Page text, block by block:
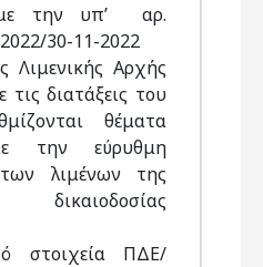
με την υπ’ αρ.
30-11-2022
Λιμενικής Αρχής
τις διατάξεις του
θέματα
την εύρυθμη
των λιμένων της
δικαιοδοσίας
στοιχεία ΠΔΕ/